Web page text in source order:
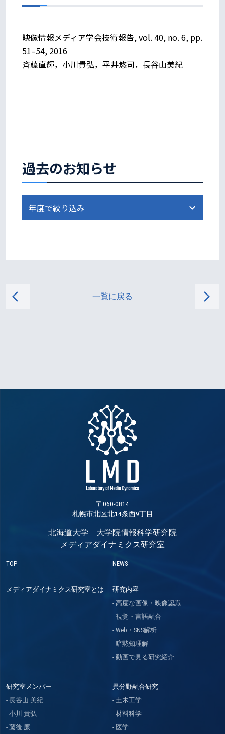
過去のお知らせ
映像情報メディア学会技術報告, vol. 40, no. 6, pp.
51–54, 2016
斉藤直輝，小川貴弘，平井悠司，長谷山美紀
arrow_back_ios 一覧に戻る arrow_forward_ios
〒060-0814
札幌市北区北14条西9丁目
北海道大学 大学院情報科学研究院
メディアダイナミクス研究室
TOP NEWS
メディアダイナミクス研究室とは
研究内容
高度な画像・映像認識
視覚・言語融合
Web・SNS解析
暗黙知理解
動画で見る研究紹介
研究室メンバー
長谷山 美紀
小川 貴弘
藤後 廉
異分野融合研究
土木工学
材料科学
医学